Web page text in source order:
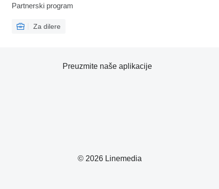
Partnerski program
Za dilere
© 2026 Linemedia
Preuzmite naše aplikacije